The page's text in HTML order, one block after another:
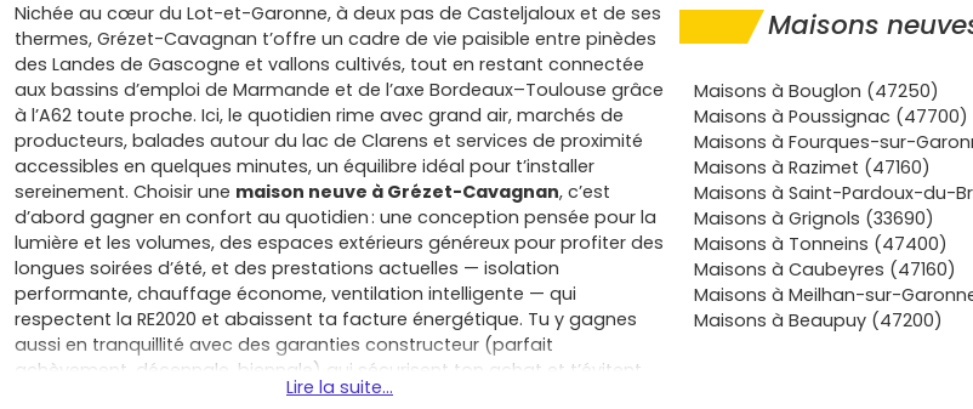
Nichée au cœur du Lot-et-Garonne, à deux pas de Casteljaloux et de ses
thermes, Grézet-Cavagnan t’offre un cadre de vie paisible entre pinèdes
des Landes de Gascogne et vallons cultivés, tout en restant connectée
aux bassins d’emploi de Marmande et de l’axe Bordeaux–Toulouse grâce
à l’A62 toute proche. Ici, le quotidien rime avec grand air, marchés de
producteurs, balades autour du lac de Clarens et services de proximité
accessibles en quelques minutes, un équilibre idéal pour t’installer
sereinement. Choisir une maison neuve à Grézet-Cavagnan, c’est
d’abord gagner en confort au quotidien : une conception pensée pour la
lumière et les volumes, des espaces extérieurs généreux pour profiter des
longues soirées d’été, et des prestations actuelles — isolation
performante, chauffage économe, ventilation intelligente — qui
respectent la RE2020 et abaissent ta facture énergétique. Tu y gagnes
aussi en tranquillité avec des garanties constructeur (parfait
achèvement, décennale, biennale) qui sécurisent ton achat et t’évitent
les mauvaises surprises souvent liées à l’ancien. Pour un premier achat, la
Lire la suite...
Maisons
Maisons à Bouglon (47250)
Maisons à Poussignac (47700)
Maisons à Fourques-sur-
Maisons à Razimet (47160)
Maisons à Saint-Pardoux-du-
Maisons à Grignols (33690)
Maisons à Tonneins (47400)
Maisons à Caubeyres (47160)
Maisons à Meilhan-sur-
Maisons à Beaupuy (47200)